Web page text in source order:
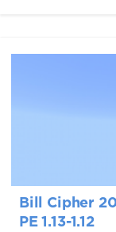
Bill Cipher
PE 1.13-1.12